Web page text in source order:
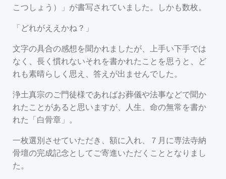
こつしょう）」が書写されていました。しかも数枚。
「どれがええかね？」
文字の具合の感想を聞かれましたが、上手い下手では
なく、長く慣れないそれを書かれたことを思うと、ど
れも素晴らしく思え、答えが出ませんでした。
浄土真宗のご門徒様であればお葬儀や法事などで聞か
れたことがあると思いますが、人生、命の無常を書か
れた「白骨章」。
一枚選別させていただき、額に入れ、７月に専法寺納
骨壇の完成記念としてご寄進いただくこととなりまし
た。